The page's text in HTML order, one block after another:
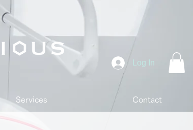
Log In
Services Contact